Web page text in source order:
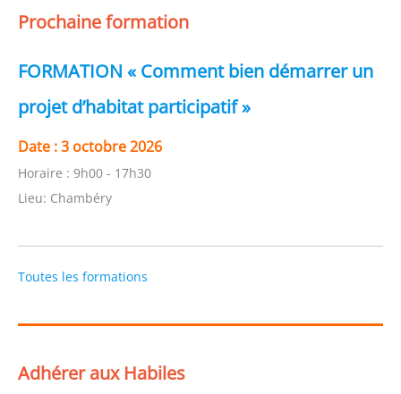
Prochaine formation
FORMATION « Comment bien démarrer un
projet d’habitat participatif »
Date :3 octobre 2026
Horaire : 9h00 - 17h30
Lieu: Chambéry
Toutes les formations
Adhérer aux Habiles